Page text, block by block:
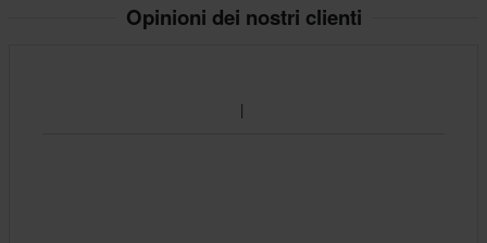
Opinioni dei nostri clienti